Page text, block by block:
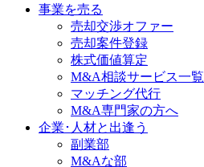
事業を売る
売却交渉オファー
売却案件登録
株式価値算定
M&A相談サービス一覧
マッチング代行
M&A専門家の方へ
企業･人材と出逢う
副業部
M&Aな部